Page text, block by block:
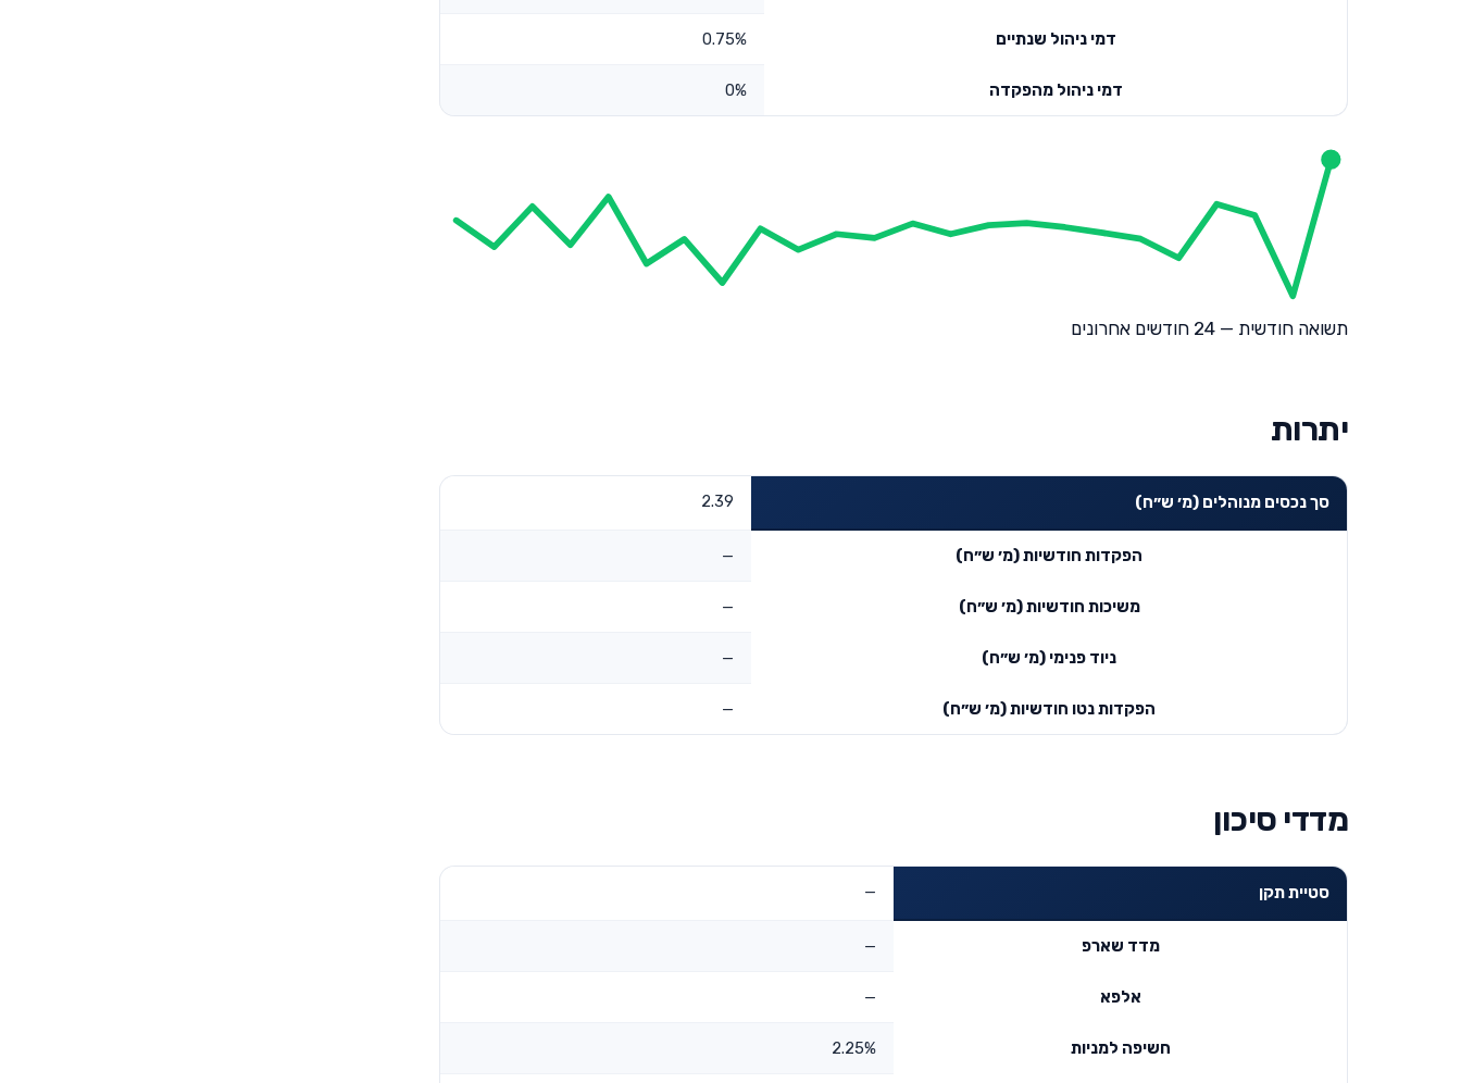
דמי ניהול שנתיים 0.75%
דמי ניהול מהפקדה 0%
תשואה חודשית — 24 חודשים אחרונים
יתרות
סך נכסים מנוהלים (מ׳ ש״ח) 2.39
הפקדות חודשיות (מ׳ ש״ח) —
משיכות חודשיות (מ׳ ש״ח) —
ניוד פנימי (מ׳ ש״ח) —
הפקדות נטו חודשיות (מ׳ ש״ח) —
מדדי סיכון
סטיית תקן —
מדד שארפ —
אלפא —
חשיפה למניות 2.25%